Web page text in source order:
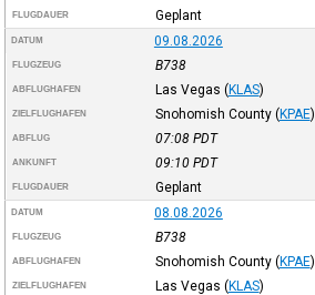
FLUGDAUER Geplant
DATUM 09.08.2026
FLUGZEUG B738
ABFLUGHAFEN Las Vegas (KLAS)
ZIELFLUGHAFEN Snohomish County (KPAE)
ABFLUG 07:08 PDT
ANKUNFT 09:10 PDT
FLUGDAUER Geplant
DATUM 08.08.2026
FLUGZEUG B738
ABFLUGHAFEN Snohomish County (KPAE)
ZIELFLUGHAFEN Las Vegas (KLAS)